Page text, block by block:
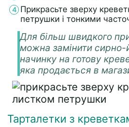
Прикрасьте зверху
петрушки і тонкими
Для більш швидкого
можна замінити сирно-
начинку на готову
яка продається в
Тарталетки з